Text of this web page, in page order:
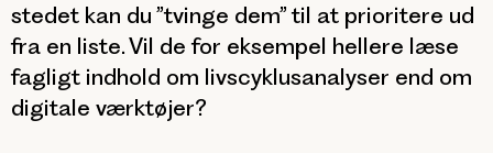
stedet kan du ”tvinge dem” til at prioritere ud
fra en liste. Vil de for eksempel hellere læse
fagligt indhold om livscyklusanalyser end om
digitale værktøjer?